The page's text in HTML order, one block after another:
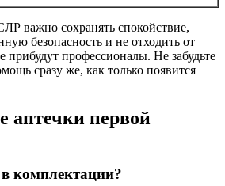
важно сохранять спокойствие,
безопасность и не отходить от
прибудут профессионалы. Не забудьте
сразу же, как только появится
аптечки первой
комплектации?